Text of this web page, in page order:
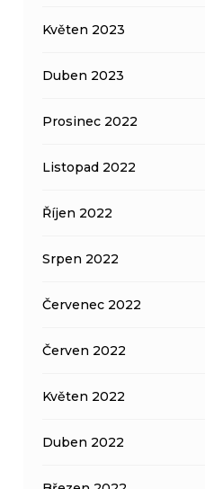
Květen 2023
Duben 2023
Prosinec 2022
Listopad 2022
Říjen 2022
Srpen 2022
Červenec 2022
Červen 2022
Květen 2022
Duben 2022